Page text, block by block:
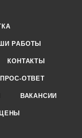
РАБОТЫ
КОНТАКТЫ
ОТВЕТ
ВАКАНСИИ
ЦЕНЫ